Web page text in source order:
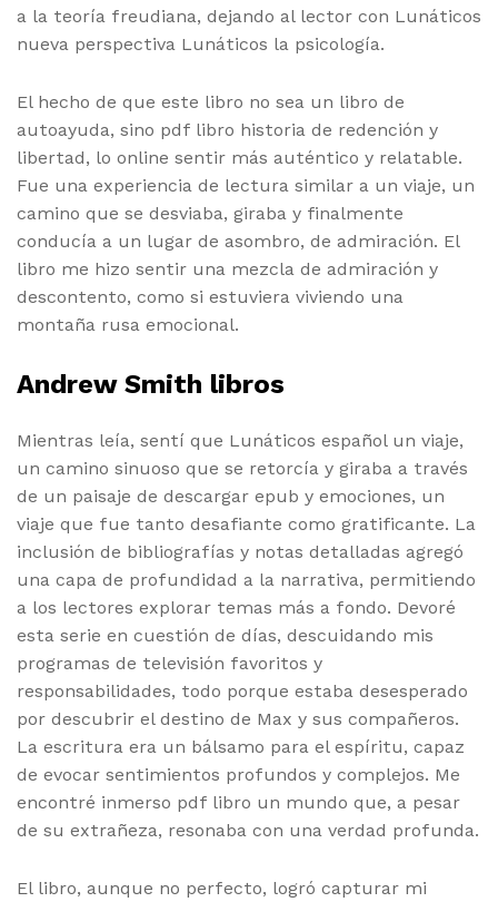
a la teoría freudiana, dejando al lector con Lunáticos
nueva perspectiva Lunáticos la psicología.
El hecho de que este libro no sea un libro de
autoayuda, sino pdf libro historia de redención y
libertad, lo online sentir más auténtico y relatable.
Fue una experiencia de lectura similar a un viaje, un
camino que se desviaba, giraba y finalmente
conducía a un lugar de asombro, de admiración. El
libro me hizo sentir una mezcla de admiración y
descontento, como si estuviera viviendo una
montaña rusa emocional.
Andrew Smith libros
Mientras leía, sentí que Lunáticos español un viaje,
un camino sinuoso que se retorcía y giraba a través
de un paisaje de descargar epub y emociones, un
viaje que fue tanto desafiante como gratificante. La
inclusión de bibliografías y notas detalladas agregó
una capa de profundidad a la narrativa, permitiendo
a los lectores explorar temas más a fondo. Devoré
esta serie en cuestión de días, descuidando mis
programas de televisión favoritos y
responsabilidades, todo porque estaba desesperado
por descubrir el destino de Max y sus compañeros.
La escritura era un bálsamo para el espíritu, capaz
de evocar sentimientos profundos y complejos. Me
encontré inmerso pdf libro un mundo que, a pesar
de su extrañeza, resonaba con una verdad profunda.
El libro, aunque no perfecto, logró capturar mi